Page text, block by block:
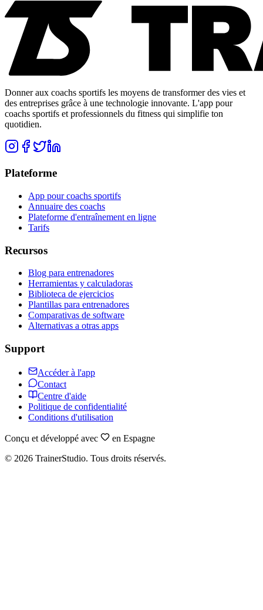
Donner aux coachs sportifs les moyens de transformer des vies et
des entreprises grâce à une technologie innovante. L'app pour
coachs sportifs et professionnels du fitness qui simplifie ton
quotidien.
Plateforme
App pour coachs sportifs
Annuaire des coachs
Plateforme d'entraînement en ligne
Tarifs
Recursos
Blog para entrenadores
Herramientas y calculadoras
Biblioteca de ejercicios
Plantillas para entrenadores
Comparativas de software
Alternativas a otras apps
Support
Accéder à l'app
Contact
Centre d'aide
Politique de confidentialité
Conditions d'utilisation
Conçu et développé avec
en Espagne
© 2026 TrainerStudio. Tous droits réservés.